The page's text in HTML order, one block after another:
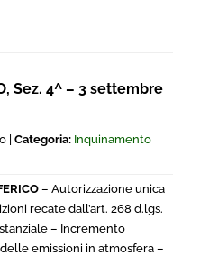
Sez. 4^ – 3 settembre
| Categoria: Inquinamento
– Autorizzazione unica
recate dall’art. 268 d.lgs.
– Incremento
emissioni in atmosfera –